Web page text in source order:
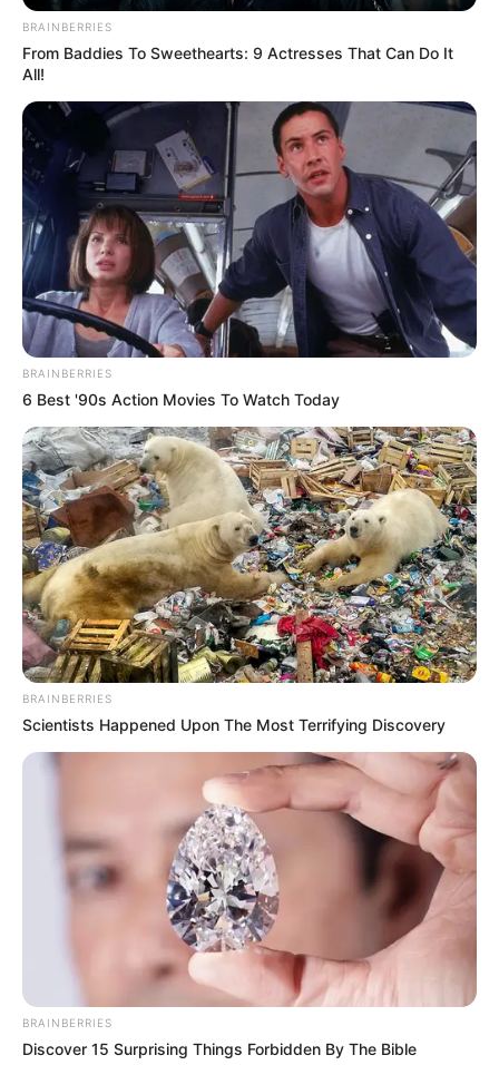
BRAINBERRIES
From Baddies To Sweethearts: 9 Actresses That Can Do It
All!
BRAINBERRIES
6 Best '90s Action Movies To Watch Today
BRAINBERRIES
Scientists Happened Upon The Most Terrifying Discovery
BRAINBERRIES
Discover 15 Surprising Things Forbidden By The Bible